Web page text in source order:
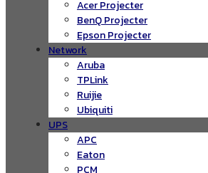
Acer Projecter
BenQ Projecter
Epson Projecter
Network
Aruba
TPLink
Ruijie
Ubiquiti
UPS
APC
Eaton
PCM